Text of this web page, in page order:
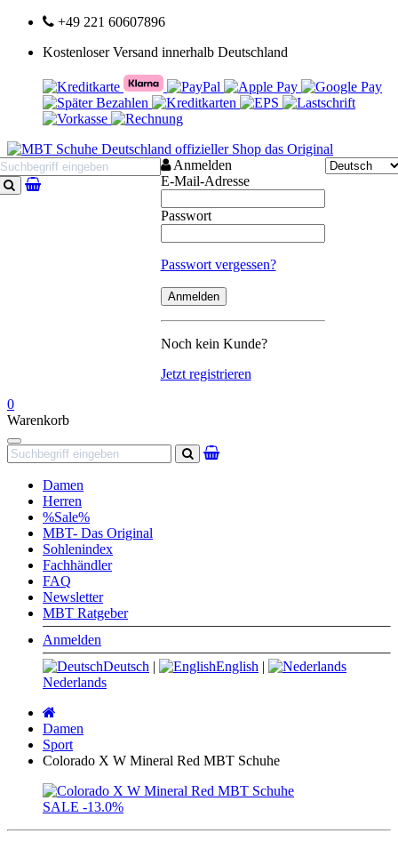
+49 221 60607896
Kostenloser Versand innerhalb Deutschland
Suchen
Anmelden
E-Mail-Adresse
Passwort
Passwort vergessen?
Noch kein Kunde?
Jetzt registrieren
0
Warenkorb
Navigation
Suchen
Damen
Herren
%Sale%
MBT- Das Original
Sohlenindex
Fachhändler
FAQ
Newsletter
MBT Ratgeber
Anmelden
Deutsch | English |
Nederlands
Damen
Sport
Colorado X W Mineral Red MBT Schuhe
SALE -13.0%